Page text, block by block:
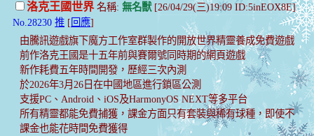
洛克王國世界名稱: 無名獸[26/04/29(三)19:09 ID:5inEOX8E]
No.28230 推 [ 回應]
由騰訊遊戲旗下魔方工作室群製作的開放世界精靈養成免費遊戲
前作洛克王國是十五年前與賽爾號同時期的網頁遊戲
新作耗費五年時間開發，歷經三次內測
於2026年3月26日在中國地區進行鎖區公測
支援PC、Android、iOS及HarmonyOS NEXT等多平台
所有精靈都能免費捕獲，課金方面只有套裝與稀有球種，即使不
課金也能花時間免費獲得